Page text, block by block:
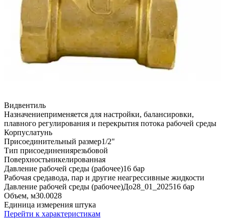
Видвентиль
Назначениеприменяется для настройки, балансировки,
плавного регулирования и перекрытия потока рабочей среды
Корпуслатунь
Присоединительный размер1/2"
Тип присоединениярезьбовой
Поверхностьникелированная
Давление рабочей среды (рабочее)16 бар
Рабочая средавода, пар и другие неагрессивные жидкости
Давление рабочей среды (рабочее)До28_01_202516 бар
Объем, м30.0028
Единица измерения штука
Перейти к характеристикам